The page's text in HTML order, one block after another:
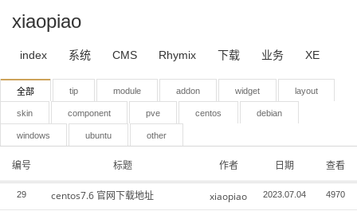
xiaopiao
index 系统 CMS Rhymix 下载 业务 XE
全部 tip module addon widget layout
skin component pve centos debian
windows ubuntu other
编号 标题 作者 日期 查看
29 centos7.6 官网下载地址 xiaopiao 2023.07.04 4970